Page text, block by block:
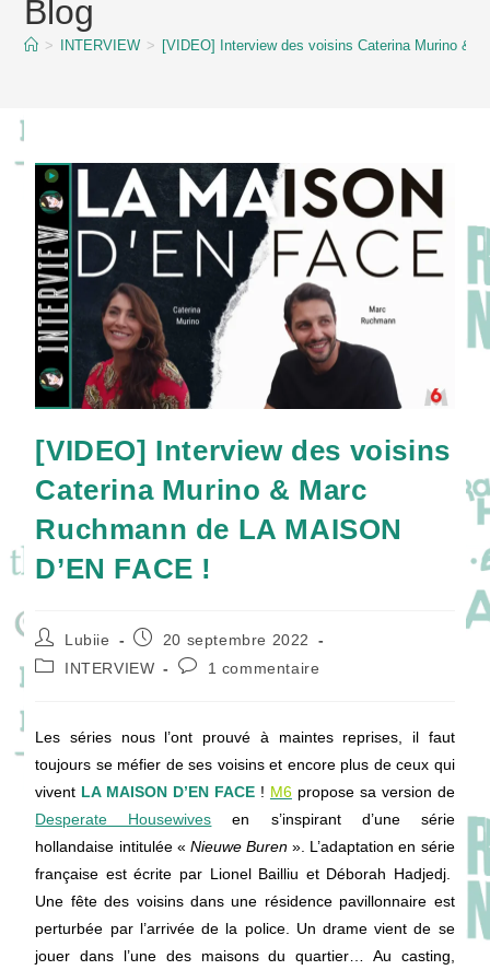
contentBlog
> INTERVIEW > [VIDEO] Interview des voisins Caterina Murino &
[VIDEO] Interview des voisins
Caterina Murino & Marc
Ruchmann de LA MAISON
D’EN FACE !
Auteur/autrice
de
la
Lubiie
Publication
publiée :
20 septembre 2022
PostINTERVIEW
Commentaires
1 commentaire
Les séries nous l’ont prouvé à maintes reprises, il faut
toujours se méfier de ses voisins et encore plus de ceux qui
vivent LA MAISON D’EN FACE ! M6propose sa version de
Desperate Housewives en s’inspirant d’une série
hollandaise intitulée « Nieuwe Buren ». L’adaptation en série
française est écrite par Lionel Bailliu et Déborah Hadjedj.
Une fête des voisins dans une résidence pavillonnaire est
perturbée par l’arrivée de la police. Un drame vient de se
jouer dans l’une des maisons du quartier… Au casting,